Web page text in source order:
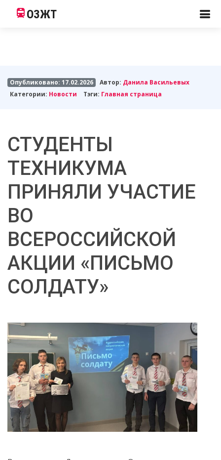
ОЗЖТ
Опубликовано: 17.02.2026 Автор: Данила Васильевых
Категории: Новости Тэги: Главная страница
СТУДЕНТЫ
ТЕХНИКУМА
ПРИНЯЛИ УЧАСТИЕ
ВО
ВСЕРОССИЙСКОЙ
АКЦИИ «ПИСЬМО
СОЛДАТУ»